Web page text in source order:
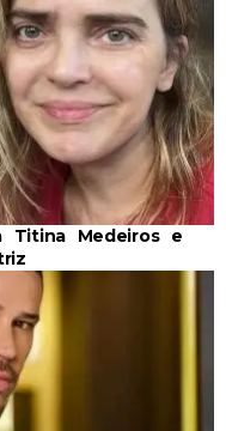
Titina Medeiros e